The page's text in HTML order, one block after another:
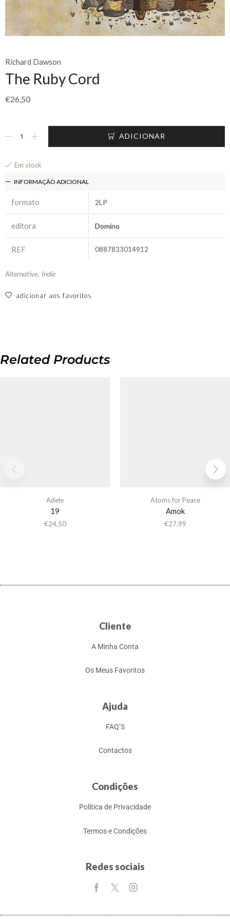
Richard Dawson
The Ruby Cord
€26,50
ADICIONAR
Em stock
INFORMAÇÃO ADICIONAL
formato 2LP
editora Domino
REF 0887833014912
Alternative, Indie
adicionar aos favoritos
Related Products
Adele
19
€24,50
Atoms for Peace
Amok
€27,99
Cliente
A Minha Conta
Os Meus Favoritos
Ajuda
FAQ’S
Contactos
Condições
Política de Privacidade
Termos e Condições
Redes sociais